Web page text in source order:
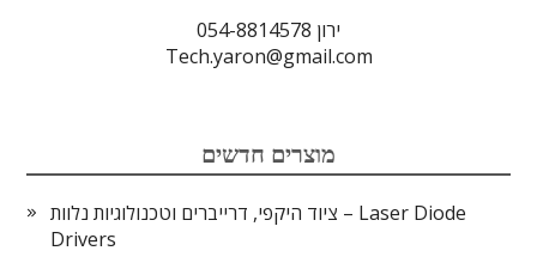
ירון 054-8814578
Tech.yaron@gmail.com
מוצרים חדשים
ציוד היקפי, דרייברים וטכנולוגיות נלוות – Laser Diode
Drivers